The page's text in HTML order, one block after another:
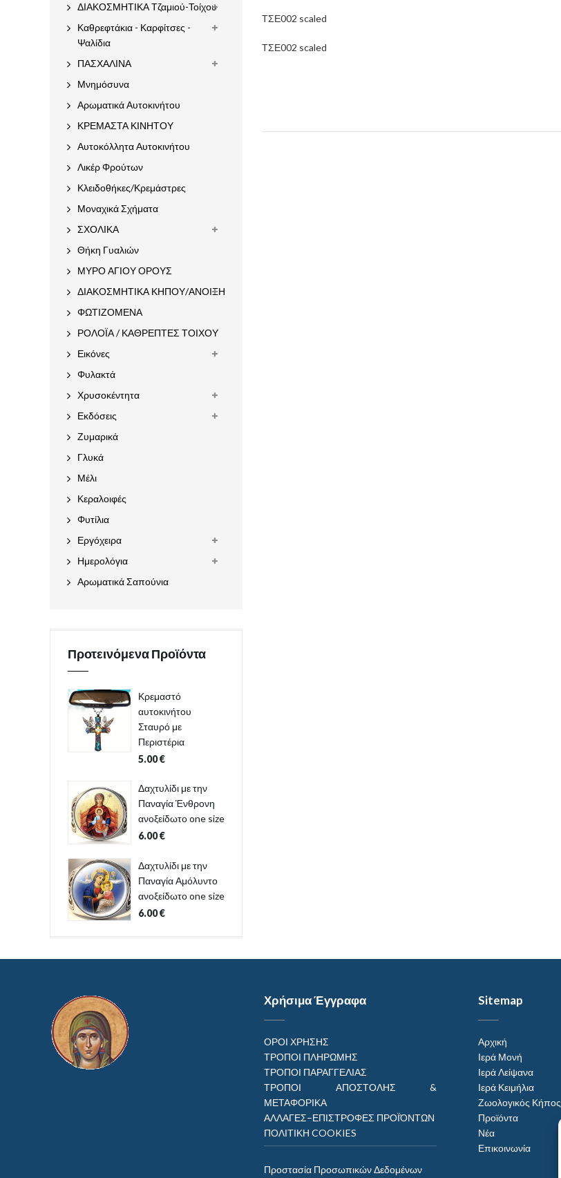
ΤΣΕ002 scaled
ΤΣΕ002 scaled
ΔΙΑΚΟΣΜΗΤΙΚΑ Τζαμιού-Τοίχου
Καθρεφτάκια - Καρφίτσες -
Ψαλίδια
ΠΑΣΧΑΛΙΝΑ
Μνημόσυνα
Αρωματικά Αυτοκινήτου
ΚΡΕΜΑΣΤΑ ΚΙΝΗΤΟΥ
Αυτοκόλλητα Αυτοκινήτου
Λικέρ Φρούτων
Κλειδοθήκες/Κρεμάστρες
Μοναχικά Σχήματα
ΣΧΟΛΙΚΑ
Θήκη Γυαλιών
ΜΥΡΟ ΑΓΙΟΥ ΟΡΟΥΣ
ΔΙΑΚΟΣΜΗΤΙΚΑ ΚΗΠΟΥ/ΑΝΟΙΞΗ
ΦΩΤΙΖΟΜΕΝΑ
ΡΟΛΟΪΑ / ΚΑΘΡΕΠΤΕΣ ΤΟΙΧΟΥ
Εικόνες
Φυλακτά
Χρυσοκέντητα
Εκδόσεις
Ζυμαρικά
Γλυκά
Μέλι
Κεραλοιφές
Φυτίλια
Εργόχειρα
Ημερολόγια
Αρωματικά Σαπούνια
Προτεινόμενα Προϊόντα
Κρεμαστό
αυτοκινήτου
Σταυρό με
Περιστέρια
5.00€
Δαχτυλίδι με την
Παναγία Ένθρονη
ανοξείδωτο one size
6.00€
Δαχτυλίδι με την
Παναγία Αμόλυντο
ανοξείδωτο one size
6.00€
Χρήσιμα Έγγραφα
ΟΡΟΙ ΧΡΗΣΗΣ
ΤΡΟΠΟΙ ΠΛΗΡΩΜΗΣ
ΤΡΟΠΟΙ ΠΑΡΑΓΓΕΛΙΑΣ
ΤΡΟΠΟΙ ΑΠΟΣΤΟΛΗΣ &
ΜΕΤΑΦΟΡΙΚΑ
ΑΛΛΑΓΕΣ–ΕΠΙΣΤΡΟΦΕΣ ΠΡΟΪΌΝΤΩΝ
ΠΟΛΙΤΙΚΗ COOKIES
Προστασία Προσωπικών Δεδομένων
Sitemap
Αρχική
Ιερά Μονή
Ιερά Λείψανα
Ιερά Κειμήλια
Ζωολογικός Κήπος
Προϊόντα
Νέα
Επικοινωνία